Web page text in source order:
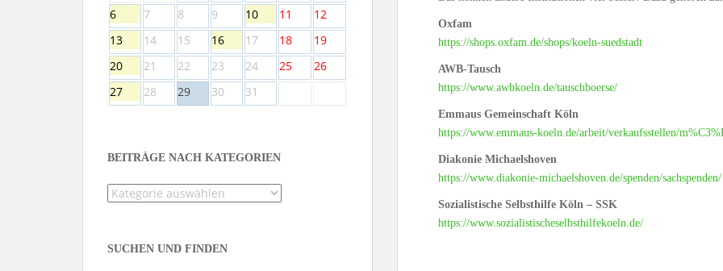
Oxfam
https://shops.oxfam.de/shops/koeln-suedstadt
AWB-Tausch
https://www.awbkoeln.de/tauschboerse/
Emmaus Gemeinschaft Köln
https://www.emmaus-koeln.de/arbeit/verkaufsstellen/
Diakonie Michaelshoven
https://www.diakonie-michaelshoven.de/spenden/sachspenden/
Sozialistische Selbsthilfe Köln – SSK
https://www.sozialistischeselbsthilfekoeln.de/
6
7 8 9 10 11
12
13
14 15 16 17 18
19
20
21 22 23 24 25
26
27
28 29 30 31
BEITRÄGE NACH KATEGORIEN
Beiträge
SUCHEN UND FINDEN